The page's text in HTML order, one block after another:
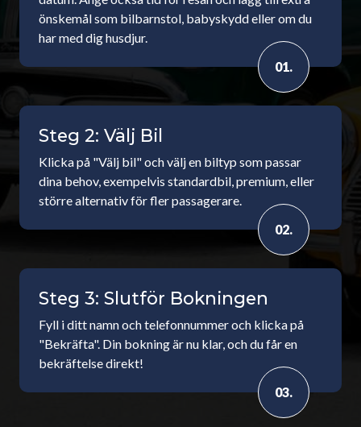
önskemål som bilbarnstol, babyskydd eller om du
har med dig husdjur.
01.
Steg 2: Välj Bil
Klicka på "Välj bil" och välj en biltyp som passar
dina behov, exempelvis standardbil, premium, eller
större alternativ för fler passagerare.
02.
Steg 3: Slutför Bokningen
Fyll i ditt namn och telefonnummer och klicka på
"Bekräfta". Din bokning är nu klar, och du får en
bekräftelse direkt!
03.